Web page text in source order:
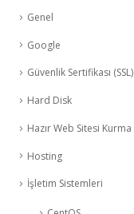
Genel
Google
Güvenlik Sertifikası (SSL)
Hard Disk
Hazır Web Sitesi Kurma
Hosting
İşletim Sistemleri